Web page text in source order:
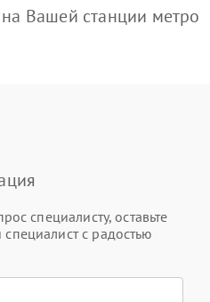
Вашей станции метро
специалисту, оставьте
с радостью